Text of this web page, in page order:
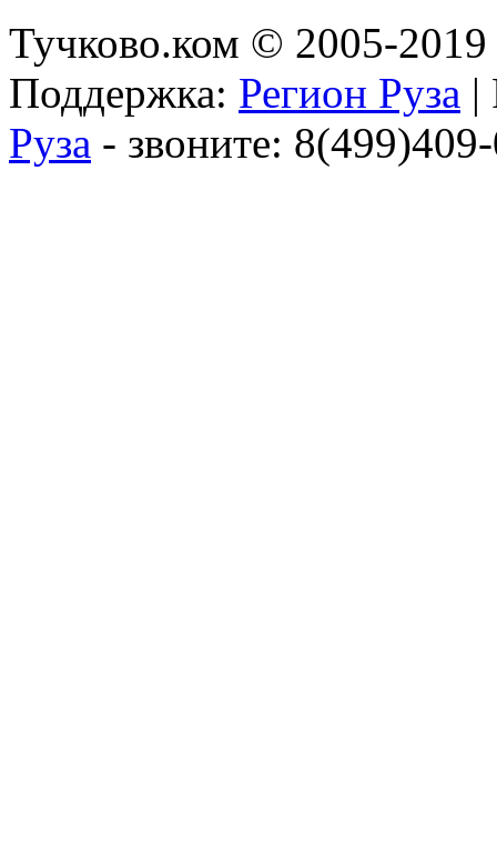
Тучково.ком © 2005-2019
Поддержка: Регион Руза |
Руза - звоните: